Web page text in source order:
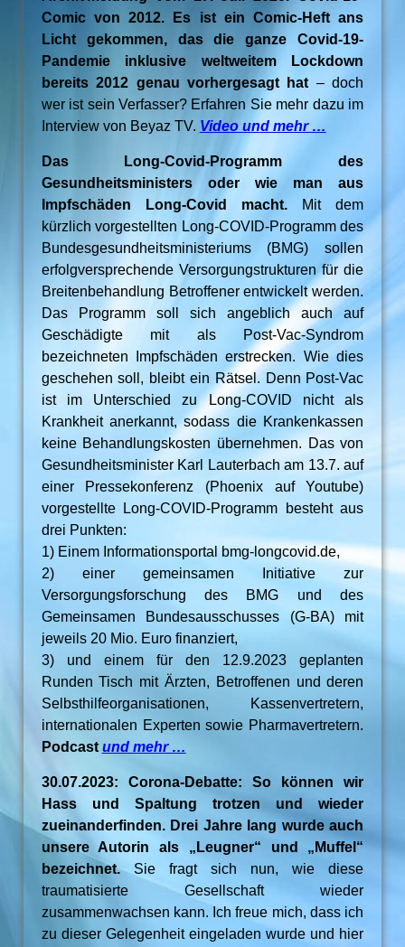
Comic von 2012. Es ist ein Comic-Heft ans
Licht gekommen, das die ganze Covid-19-
Pandemie inklusive weltweitem Lockdown
bereits 2012 genau vorhergesagt hat– doch
wer ist sein Verfasser? Erfahren Sie mehr dazu im
Interview von Beyaz TV. Video und mehr …
Das Long-Covid-Programm des
Gesundheitsministers oder wie man aus
Impfschäden Long-Covid macht. Mit dem
kürzlich vorgestellten Long-COVID-Programm des
Bundesgesundheitsministeriums (BMG) sollen
erfolgversprechende Versorgungstrukturen für die
Breitenbehandlung Betroffener entwickelt werden.
Das Programm soll sich angeblich auch auf
Geschädigte mit als Post-Vac-Syndrom
bezeichneten Impfschäden erstrecken. Wie dies
geschehen soll, bleibt ein Rätsel. Denn Post-Vac
ist im Unterschied zu Long-COVID nicht als
Krankheit anerkannt, sodass die Krankenkassen
keine Behandlungskosten übernehmen. Das von
Gesundheitsminister Karl Lauterbach am 13.7. auf
einer Pressekonferenz (Phoenix auf Youtube)
vorgestellte Long-COVID-Programm besteht aus
drei Punkten:
1) Einem Informationsportal bmg-longcovid.de,
2) einer gemeinsamen Initiative zur
Versorgungsforschung des BMG und des
Gemeinsamen Bundesausschusses (G-BA) mit
jeweils 20 Mio. Euro finanziert,
3) und einem für den 12.9.2023 geplanten
Runden Tisch mit Ärzten, Betroffenen und deren
Selbsthilfeorganisationen, Kassenvertretern,
internationalen Experten sowie Pharmavertretern.
Podcast und mehr …
30.07.2023: Corona-Debatte: So können wir
Hass und Spaltung trotzen und wieder
zueinanderfinden. Drei Jahre lang wurde auch
unsere Autorin als „Leugner“ und „Muffel“
bezeichnet.Sie fragt sich nun, wie diese
traumatisierte Gesellschaft wieder
zusammenwachsen kann. Ich freue mich, dass ich
zu dieser Gelegenheit eingeladen wurde und hier